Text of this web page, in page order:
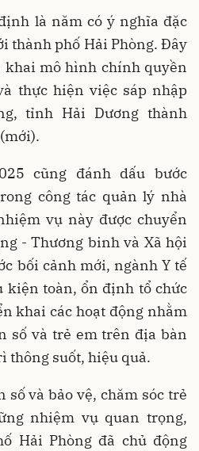
là năm có ý nghĩa đặc
thành phố Hải Phòng. Đây
mô hình chính quyền
thực hiện việc sáp nhập
tỉnh Hải Dương thành
cũng đánh dấu bước
công tác quản lý nhà
vụ này được chuyển
- Thương binh và Xã hội
bối cảnh mới, ngành Y tế
kiện toàn, ổn định tổ chức
khai các hoạt động nhằm
số và trẻ em trên địa bàn
thông suốt, hiệu quả.
số và bảo vệ, chăm sóc trẻ
nhiệm vụ quan trọng,
Hải Phòng đã chủ động